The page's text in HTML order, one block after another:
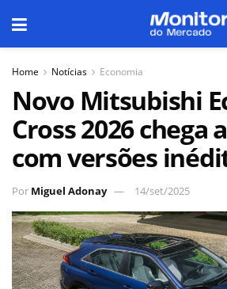
Home Notícias Economia
Novo Mitsubishi
Cross 2026 chega
com versões
Por Miguel Adonay 14/set/2025